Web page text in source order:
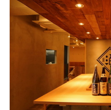
ビジネスと働き方のヒント
AI活用のいまが分かる
企業ITのトレンドを詳説
経営リーダーのコミュニティ
マーケ×ITの今がよく分かる